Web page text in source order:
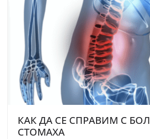
КАК ДА СЕ СПРАВИМ С
СТОМАХА